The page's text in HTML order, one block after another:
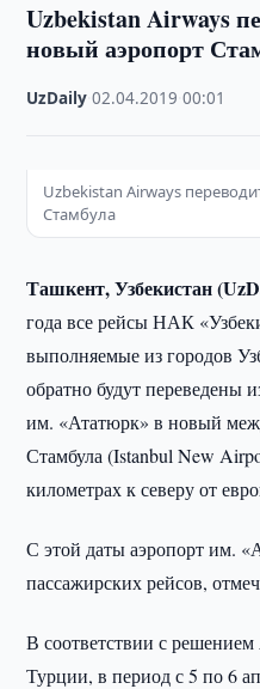
Uzbekistan Airways
новый аэропорт
UzDaily ·02.04.2019 ·00:01
Uzbekistan Airways
Стамбула
Ташкент, Узбекистан
года все рейсы НАК
выполняемые из городов
обратно будут переведены
им. «Ататюрк» в новый
Стамбула (Istanbul New
километрах к северу от
С этой даты аэропорт им.
пассажирских рейсов,
В соответствии с
Турции, в период с 5 по 6